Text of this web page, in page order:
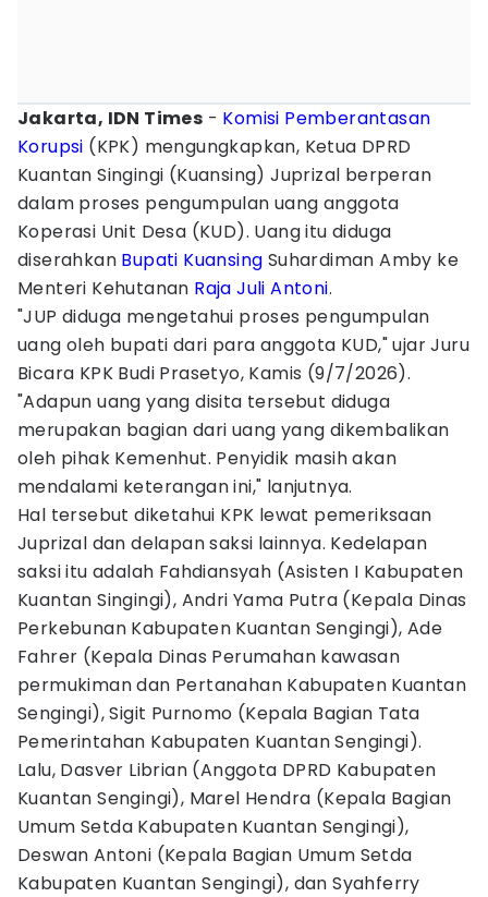
Jakarta, IDN Times - Komisi Pemberantasan
Korupsi (KPK) mengungkapkan, Ketua DPRD
Kuantan Singingi (Kuansing) Juprizal berperan
dalam proses pengumpulan uang anggota
Koperasi Unit Desa (KUD). Uang itu diduga
diserahkan Bupati Kuansing Suhardiman Amby ke
Menteri Kehutanan Raja Juli Antoni.
"JUP diduga mengetahui proses pengumpulan
uang oleh bupati dari para anggota KUD," ujar Juru
Bicara KPK Budi Prasetyo, Kamis (9/7/2026).
"Adapun uang yang disita tersebut diduga
merupakan bagian dari uang yang dikembalikan
oleh pihak Kemenhut. Penyidik masih akan
mendalami keterangan ini," lanjutnya.
Hal tersebut diketahui KPK lewat pemeriksaan
Juprizal dan delapan saksi lainnya. Kedelapan
saksi itu adalah Fahdiansyah (Asisten I Kabupaten
Kuantan Singingi), Andri Yama Putra (Kepala Dinas
Perkebunan Kabupaten Kuantan Sengingi), Ade
Fahrer (Kepala Dinas Perumahan kawasan
permukiman dan Pertanahan Kabupaten Kuantan
Sengingi), Sigit Purnomo (Kepala Bagian Tata
Pemerintahan Kabupaten Kuantan Sengingi).
Lalu, Dasver Librian (Anggota DPRD Kabupaten
Kuantan Sengingi), Marel Hendra (Kepala Bagian
Umum Setda Kabupaten Kuantan Sengingi),
Deswan Antoni (Kepala Bagian Umum Setda
Kabupaten Kuantan Sengingi), dan Syahferry